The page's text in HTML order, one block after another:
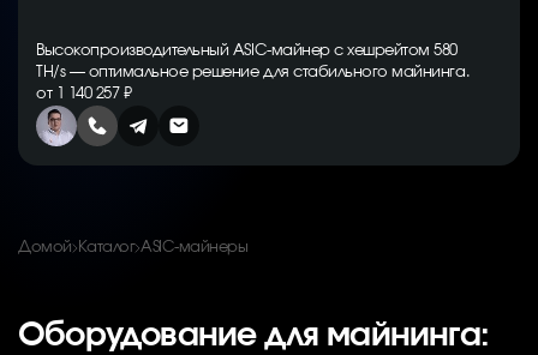
Высокопроизводительный ASIC-майнер с хешрейтом 580
TH/s — оптимальное решение для стабильного майнинга.
от 1 140 257 ₽
Домой Каталог ASIC-майнеры
Оборудование для майнинга: